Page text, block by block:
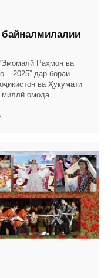
Раҳмон ва
– 2025” дар бораи
ва Ҳукумати
миллӣ омода